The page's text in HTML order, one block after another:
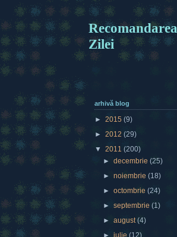
Recomandarea
Zilei
arhivă blog
► 2015 (9)
► 2012 (29)
▼ 2011 (200)
►decembrie(25)
►noiembrie(18)
►octombrie(24)
►septembrie(1)
►august(4)
►iulie(12)